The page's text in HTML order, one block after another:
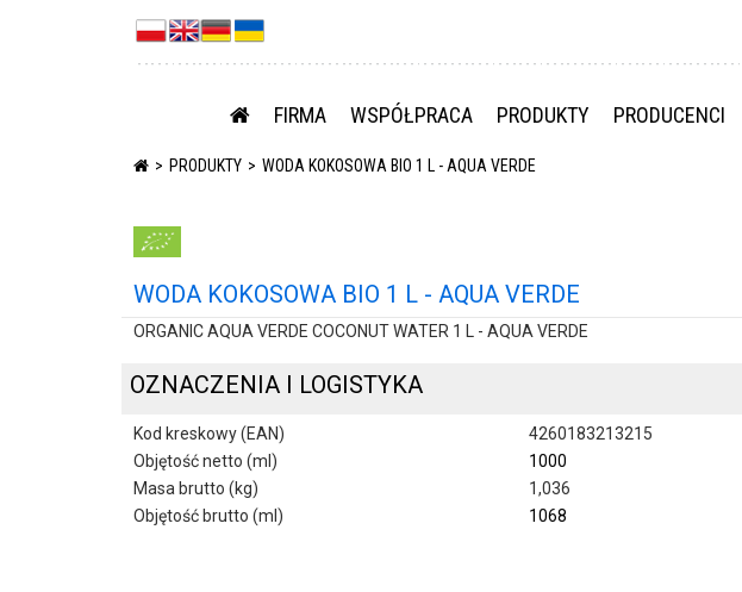
FIRMA WSPÓŁPRACA PRODUKTY PRODUCENCI
PRODUKTY WODA KOKOSOWA BIO 1 L - AQUA VERDE
WODA KOKOSOWA BIO 1 L - AQUA VERDE
ORGANIC AQUA VERDE COCONUT WATER 1 L - AQUA VERDE
OZNACZENIA I LOGISTYKA
Kod kreskowy (EAN)
4260183213215
Objętość netto (ml)
1000
Masa brutto (kg)
1,036
Objętość brutto (ml)
1068